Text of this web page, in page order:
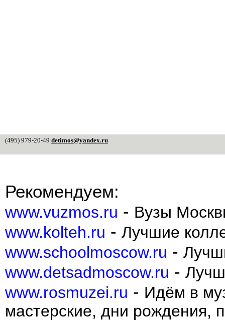
(495) 979-20-49 detimos@yandex.ru
Рекомендуем:
www.vuzmos.ru - Вузы
www.kolteh.ru - Лучшие
www.schoolmoscow.ru -
www.detsadmoscow.ru -
www.rosmuzei.ru - Идём в
мастерские, дни рождения,